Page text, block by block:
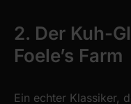
2. Der Kuh-
Foele’s Farm
Ein echter Klassiker,